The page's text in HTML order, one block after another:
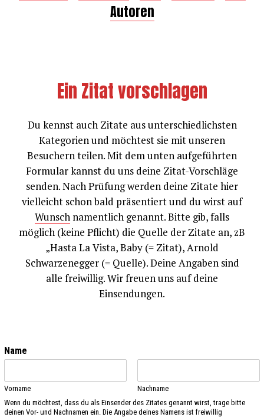
Autoren
Ein Zitat vorschlagen
Du kennst auch Zitate aus unterschiedlichsten
Kategorien und möchtest sie mit unseren
Besuchern teilen. Mit dem unten aufgeführten
Formular kannst du uns deine Zitat-Vorschläge
senden. Nach Prüfung werden deine Zitate hier
vielleicht schon bald präsentiert und du wirst auf
Wunsch namentlich genannt. Bitte gib, falls
möglich (keine Pflicht) die Quelle der Zitate an, zB
„Hasta La Vista, Baby (= Zitat), Arnold
Schwarzenegger (= Quelle). Deine Angaben sind
alle freiwillig. Wir freuen uns auf deine
Einsendungen.
Name
Vorname
Nachname
Wenn du möchtest, dass du als Einsender des Zitates genannt wirst, trage bitte
deinen Vor- und Nachnamen ein. Die Angabe deines Namens ist freiwillig